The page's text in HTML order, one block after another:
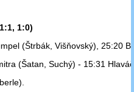
1:0)
(Štrbák, Višňovský), 25:20
(Šatan, Suchý) - 15:31 Hlaváč